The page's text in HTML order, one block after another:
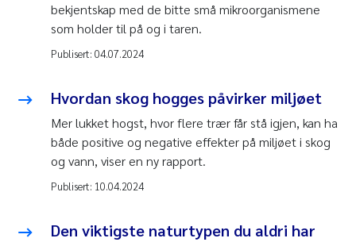
bekjentskap med de bitte små mikroorganismene
som holder til på og i taren.
Publisert: 04.07.2024
Hvordan skog hogges påvirker miljøet
Mer lukket hogst, hvor flere trær får stå igjen, kan ha
både positive og negative effekter på miljøet i skog
og vann, viser en ny rapport.
Publisert: 10.04.2024
Den viktigste naturtypen du aldri har